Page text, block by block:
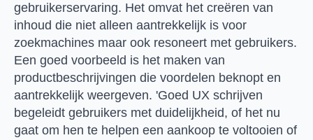
gebruikerservaring. Het omvat het creëren van
inhoud die niet alleen aantrekkelijk is voor
zoekmachines maar ook resoneert met gebruikers.
Een goed voorbeeld is het maken van
productbeschrijvingen die voordelen beknopt en
aantrekkelijk weergeven. 'Goed UX schrijven
begeleidt gebruikers met duidelijkheid, of het nu
gaat om hen te helpen een aankoop te voltooien of